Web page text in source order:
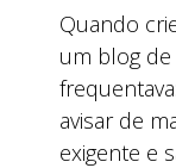
Quando
um blog de
avisar de
exigente e